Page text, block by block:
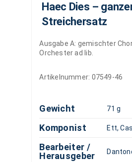
Haec Dies –
Streichersatz
Ausgabe A: gemischter
Orchester ad lib.
Artikelnummer: 07549-46
Gewicht 71 g
Komponist Ett,
Bearbeiter /
Herausgeber